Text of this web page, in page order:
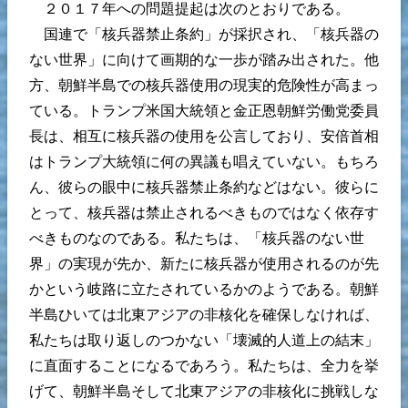
２０１７年への問題提起は次のとおりである。
国連で「核兵器禁止条約」が採択され、「核兵器の
ない世界」に向けて画期的な一歩が踏み出された。他
方、朝鮮半島での核兵器使用の現実的危険性が高まっ
ている。トランプ米国大統領と金正恩朝鮮労働党委員
長は、相互に核兵器の使用を公言しており、安倍首相
はトランプ大統領に何の異議も唱えていない。もちろ
ん、彼らの眼中に核兵器禁止条約などはない。彼らに
とって、核兵器は禁止されるべきものではなく依存す
べきものなのである。私たちは、「核兵器のない世
界」の実現が先か、新たに核兵器が使用されるのが先
かという岐路に立たされているかのようである。朝鮮
半島ひいては北東アジアの非核化を確保しなければ、
私たちは取り返しのつかない「壊滅的人道上の結末」
に直面することになるであろう。私たちは、全力を挙
げて、朝鮮半島そして北東アジアの非核化に挑戦しな